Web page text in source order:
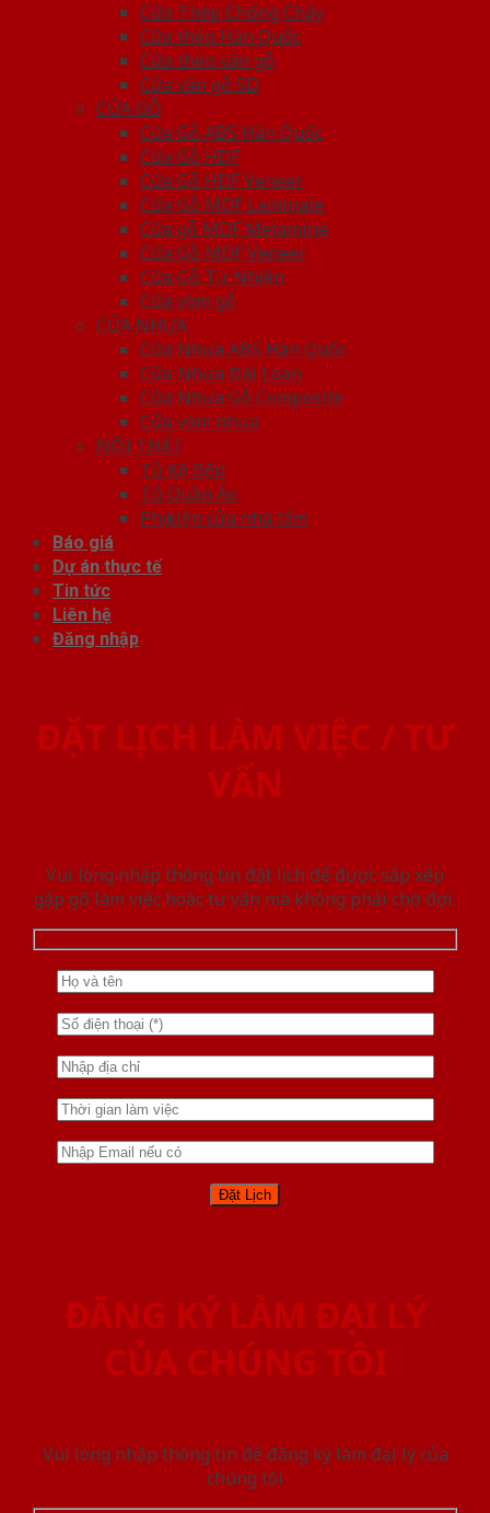
Cửa Thép Chống Cháy
Cửa thép Hàn Quốc
Cửa thép vân gỗ
Cửa vân gỗ 5D
CỬA GỖ
Cửa Gỗ ABS Hàn Quốc
Cửa Gỗ HDF
Cửa Gỗ HDF Veneer
Cửa Gỗ MDF Laminate
Cửa gỗ MDF Melamine
Cửa Gỗ MDF Veneer
Cửa Gỗ Tự Nhiên
Cửa vòm gỗ
CỬA NHỰA
Cửa Nhựa ABS Hàn Quốc
Cửa Nhựa Đài Loan
Cửa Nhựa Gỗ Composite
Cửa vòm nhựa
NỘI THẤT
Tủ Kệ Bếp
Tủ Quần Áo
Phụ kiện cửa nhà tắm
Báo giá
Dự án thực tế
Tin tức
Liên hệ
Đăng nhập
ĐẶT LỊCH LÀM VIỆC / TƯ
VẤN
Vui lòng nhập thông tin đặt lịch để được sắp xếp
gặp gỡ làm việc hoăc tư vấn mà không phải chờ đợi.
ĐĂNG KÝ LÀM ĐẠI LÝ
CỦA CHÚNG TÔI
Vui lòng nhập thông tin để đăng ký làm đại lý của
chúng tôi